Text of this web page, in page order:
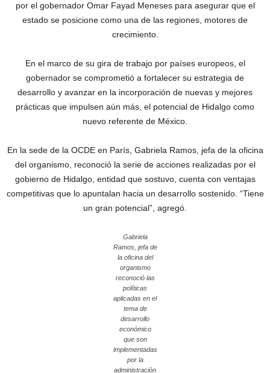
por el gobernador Omar Fayad Meneses para asegurar que el
estado se posicione como una de las regiones, motores de
crecimiento.
En el marco de su gira de trabajo por países europeos, el
gobernador se comprometió a fortalecer su estrategia de
desarrollo y avanzar en la incorporación de nuevas y mejores
prácticas que impulsen aún más, el potencial de Hidalgo como
nuevo referente de México.
En la sede de la OCDE en París, Gabriela Ramos, jefa de la oficina
del organismo, reconoció la serie de acciones realizadas por el
gobierno de Hidalgo, entidad que sostuvo, cuenta con ventajas
competitivas que lo apuntalan hacia un desarrollo sostenido. “Tiene
un gran potencial”, agregó.
Gabriela
Ramos, jefa de
la oficina del
organismo
reconoció las
políticas
aplicadas en el
tema de
desarrollo
económico
que son
implementadas
por la
administración